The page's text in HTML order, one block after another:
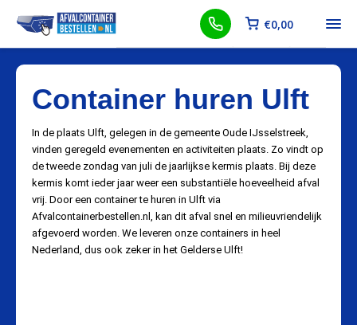
€0,00
Container huren Ulft
In de plaats Ulft, gelegen in de gemeente Oude IJsselstreek,
vinden geregeld evenementen en activiteiten plaats. Zo vindt op
de tweede zondag van juli de jaarlijkse kermis plaats. Bij deze
kermis komt ieder jaar weer een substantiële hoeveelheid afval
vrij. Door een container te huren in Ulft via
Afvalcontainerbestellen.nl, kan dit afval snel en milieuvriendelijk
afgevoerd worden. We leveren onze containers in heel
Nederland, dus ook zeker in het Gelderse Ulft!